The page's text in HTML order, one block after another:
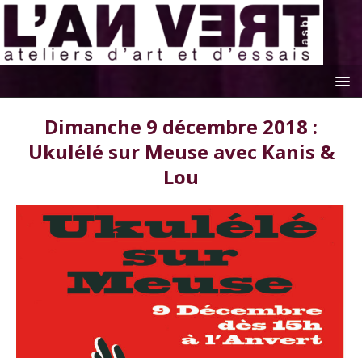
Dimanche 9 décembre 2018 :
Ukulélé sur Meuse avec Kanis &
Lou